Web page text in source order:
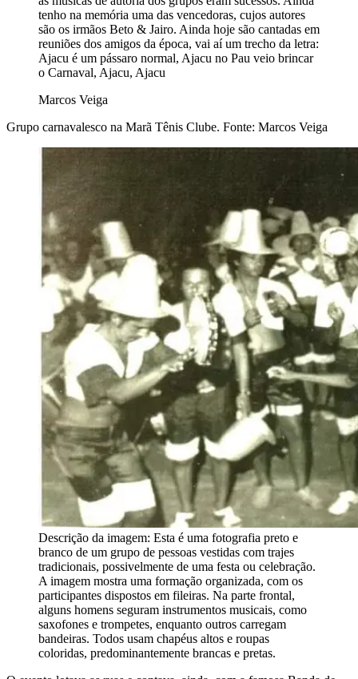
tenho na memória uma das vencedoras, cujos autores
são os irmãos Beto & Jairo. Ainda hoje são cantadas em
reuniões dos amigos da época, vai aí um trecho da letra:
Ajacu é um pássaro normal, Ajacu no Pau veio brincar
o Carnaval, Ajacu, Ajacu
Marcos Veiga
Grupo carnavalesco na Marã Tênis Clube. Fonte: Marcos Veiga
Descrição da imagem: Esta é uma fotografia preto e
branco de um grupo de pessoas vestidas com trajes
tradicionais, possivelmente de uma festa ou celebração.
A imagem mostra uma formação organizada, com os
participantes dispostos em fileiras. Na parte frontal,
alguns homens seguram instrumentos musicais, como
saxofones e trompetes, enquanto outros carregam
bandeiras. Todos usam chapéus altos e roupas
coloridas, predominantemente brancas e pretas.